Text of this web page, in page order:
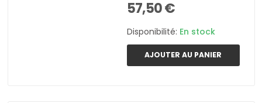
57,50 €
Disponibilité: En stock
AJOUTER AU PANIER